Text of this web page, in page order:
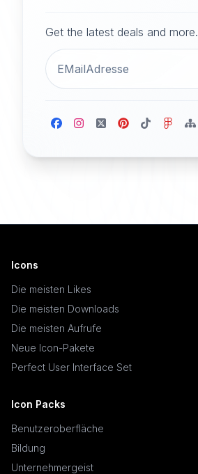
Get the latest deals and more.
Icons
Die meisten Likes
Die meisten Downloads
Die meisten Aufrufe
Neue Icon-Pakete
Perfect User Interface Set
Icon Packs
Benutzeroberfläche
Bildung
Unternehmergeist